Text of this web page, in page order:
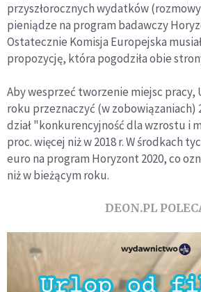
przyszłorocznych wydatków (rozmowy
pieniądze na program badawczy
Ostatecznie Komisja Europejska
propozycję, która pogodziła obie
Aby wesprzeć tworzenie miejsc pracy,
roku przeznaczyć (w zobowiązaniach)
dział "konkurencyjność dla wzrostu i
proc. więcej niż w 2018 r. W środkach
euro na program Horyzont 2020, co
niż w bieżącym roku.
DEON.PL